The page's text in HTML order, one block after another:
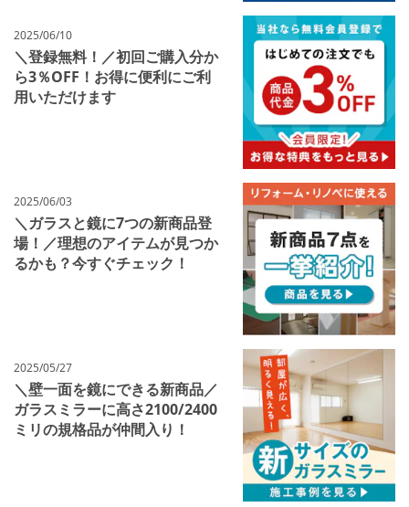
＼登録無料！／初回ご購入分か
ら3％OFF！お得に便利にご利
用いただけます
2025/06/10
＼ガラスと鏡に7つの新商品登
場！／理想のアイテムが見つか
るかも？今すぐチェック！
2025/06/03
＼壁一面を鏡にできる新商品／
ガラスミラーに高さ2100/2400
ミリの規格品が仲間入り！
2025/05/27